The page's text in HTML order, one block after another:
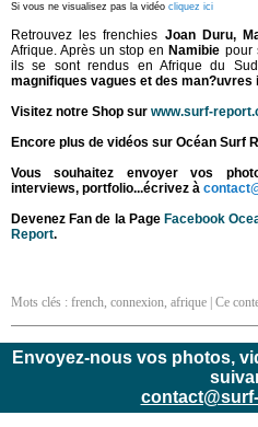
Si vous ne visualisez pas la vidéo cliquez ici
Retrouvez les frenchies Joan Duru,
Afrique. Après un stop en Namibie pour
ils se sont rendus en Afrique du
magnifiques vagues et des man?uvres
Visitez notre Shop sur www.surf-
Encore plus de vidéos sur Océan Surf
Vous souhaitez envoyer vos
interviews, portfolio...écrivez à
Devenez Fan de la Page Facebook
Report.
Mots clés : french, connexion, afrique | Ce
Envoyez-nous vos photos,